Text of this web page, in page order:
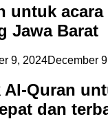
untuk
Jawa Barat
9, 2024December
Al-Quran
dan